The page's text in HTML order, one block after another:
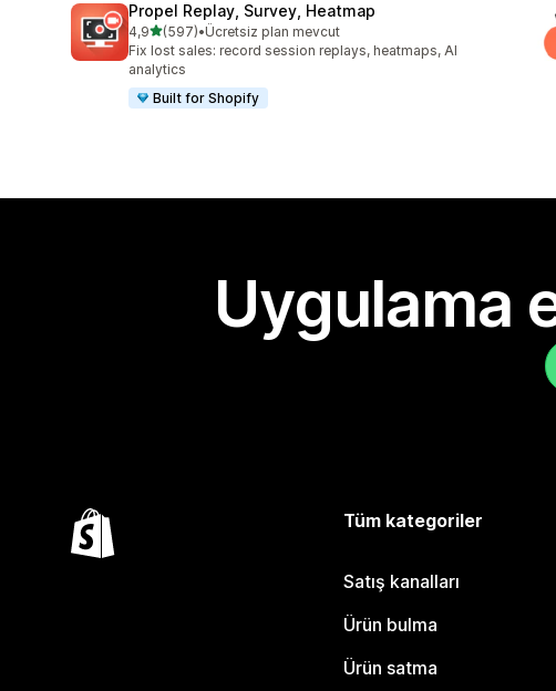
Propel Replay, Survey, Heatmap
4,95 yıldız üzerinden
(597)
toplam 597 değerlendirme
•Ücretsiz plan mevcut
Fix lost sales: record session replays, heatmaps, AI
analytics
Built for Shopify
Uygulama
Tüm kategoriler
Satış kanalları
Ürün bulma
Ürün satma